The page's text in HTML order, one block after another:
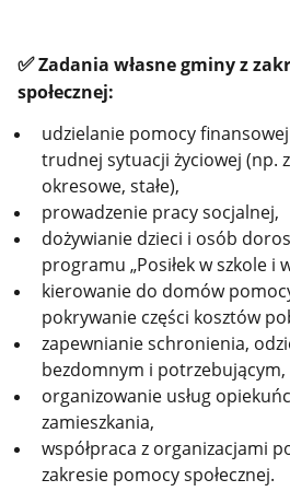
✅Zadania własne gminy z
społecznej:
udzielanie pomocy
trudnej sytuacji życiowej (np.
okresowe, stałe),
prowadzenie pracy socjalnej,
dożywianie dzieci i osób
programu „Posiłek w szkole i
kierowanie do domów
pokrywanie części kosztów
zapewnianie schronienia,
bezdomnym i potrzebującym,
organizowanie usług
zamieszkania,
współpraca z organizacjami
zakresie pomocy społecznej.